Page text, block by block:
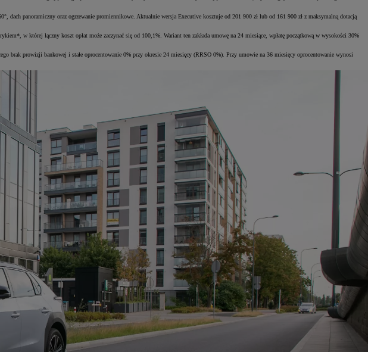
panoramiczny oraz ogrzewanie promiennikowe. Aktualnie wersja Executive kosztuje od 201 900 zł lub od 161 900 zł z maksymalną dotacją
w której łączny koszt opłat może zaczynać się od 100,1%. Wariant ten zakłada umowę na 24 miesiące, wpłatę początkową w wysokości 30%
prowizji bankowej i stałe oprocentowanie 0% przy okresie 24 miesięcy (RRSO 0%). Przy umowie na 36 miesięcy oprocentowanie wynosi